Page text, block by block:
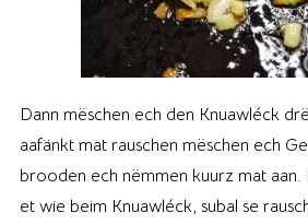
Dann mëschen ech den Knuawléck
aafänkt mat rauschen mëschen ech
brooden ech nëmmen kuurz mat aan.
et wie beim Knuawléck, subal se